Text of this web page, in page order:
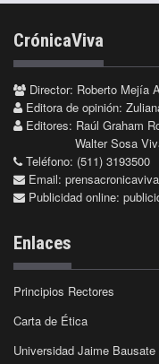
CrónicaViva
Director: Roberto Mejía
Editora de opinión:
Editores: Raúl Graham
Walter Sosa
Teléfono: (511) 3193500
Email:
Publicidad online:
Enlaces
Principios Rectores
Carta de Ética
Universidad Jaime